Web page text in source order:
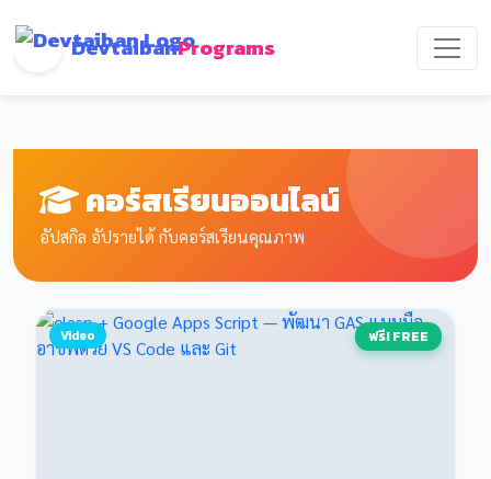
DevtaibanPrograms
คอร์สเรียนออนไลน์
อัปสกิล อัปรายได้ กับคอร์สเรียนคุณภาพ
Video ฟรี! FREE